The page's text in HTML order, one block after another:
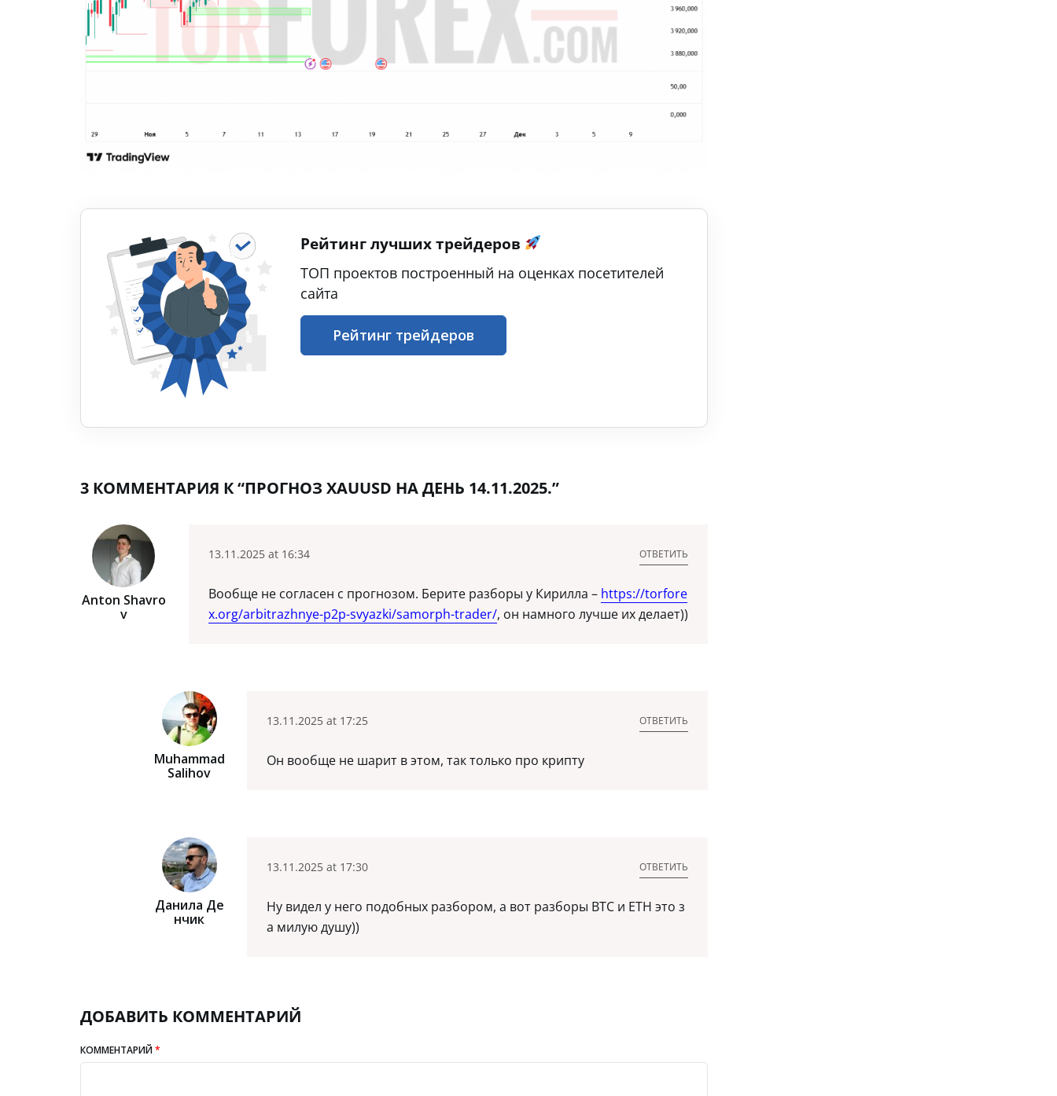
Рейтинг лучших трейдеров
ТОП проектов построенный на оценках посетителей
сайта
Рейтинг трейдеров
3 КОММЕНТАРИЯ К “ПРОГНОЗ XAUUSD НА ДЕНЬ 14.11.2025.”
Anton Shavro
V
13.11.2025 at 16:34
Вообще не согласен с прогнозом. Берите разборы у Кирилла – https://torfore
x.org/arbitrazhnye-p2p-svyazki/samorph-trader/, он намного лучше их делает))
ОТВЕТИТЬ
Muhammad
Salihov
13.11.2025 at 17:25
Он вообще не шарит в этом, так только про крипту
ОТВЕТИТЬ
Данила Де
Нчик
13.11.2025 at 17:30
Ну видел у него подобных разбором, а вот разборы BTC и ETH это з
а милую душу))
ОТВЕТИТЬ
ДОБАВИТЬ КОММЕНТАРИЙ
КОММЕНТАРИЙ*